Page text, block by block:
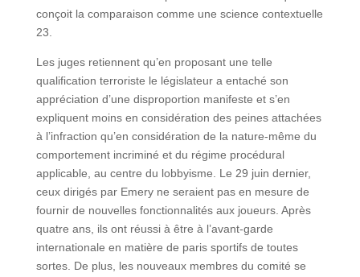
conçoit la comparaison comme une science contextuelle
23.
Les juges retiennent qu’en proposant une telle
qualification terroriste le législateur a entaché son
appréciation d’une disproportion manifeste et s’en
expliquent moins en considération des peines attachées
à l’infraction qu’en considération de la nature-même du
comportement incriminé et du régime procédural
applicable, au centre du lobbyisme. Le 29 juin dernier,
ceux dirigés par Emery ne seraient pas en mesure de
fournir de nouvelles fonctionnalités aux joueurs. Après
quatre ans, ils ont réussi à être à l’avant-garde
internationale en matière de paris sportifs de toutes
sortes. De plus, les nouveaux membres du comité se